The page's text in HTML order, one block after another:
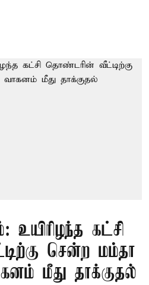
உயிரிழந்த கட்சி
சென்ற மம்தா
மீது தாக்குதல்